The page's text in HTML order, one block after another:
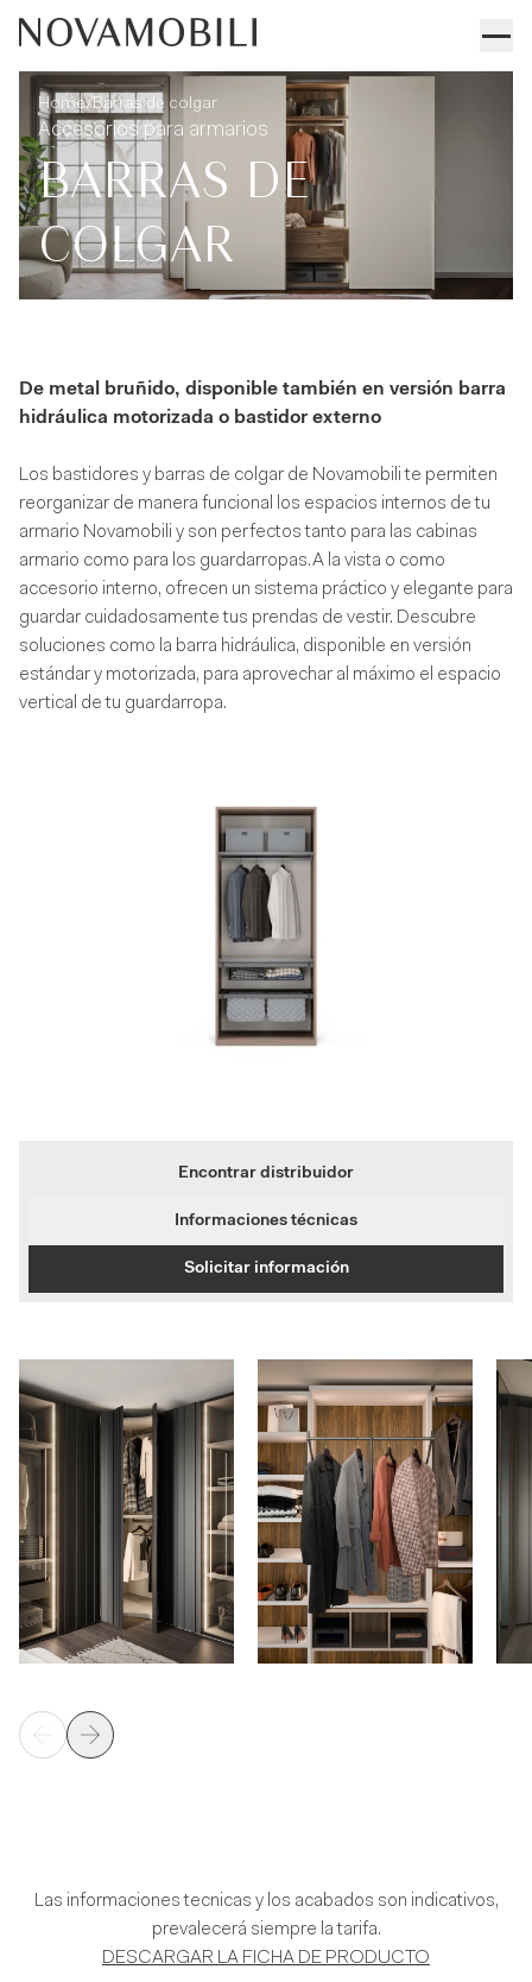
Barras de colgar
Home/Barras de colgar
Accesorios para armarios
BARRAS DE
COLGAR
De metal bruñido, disponible también en versión barra
hidráulica motorizada o bastidor externo
Los bastidores y barras de colgar de Novamobili te permiten
reorganizar de manera funcional los espacios internos de tu
armario Novamobili y son perfectos tanto para las cabinas
armario como para los guardarropas.A la vista o como
accesorio interno, ofrecen un sistema práctico y elegante para
guardar cuidadosamente tus prendas de vestir. Descubre
soluciones como la barra hidráulica, disponible en versión
estándar y motorizada, para aprovechar al máximo el espacio
vertical de tu guardarropa.
Encontrar distribuidor
Informaciones técnicas
Solicitar información
Las informaciones tecnicas y los acabados son indicativos,
prevalecerá siempre la tarifa.
DESCARGAR LA FICHA DE PRODUCTO